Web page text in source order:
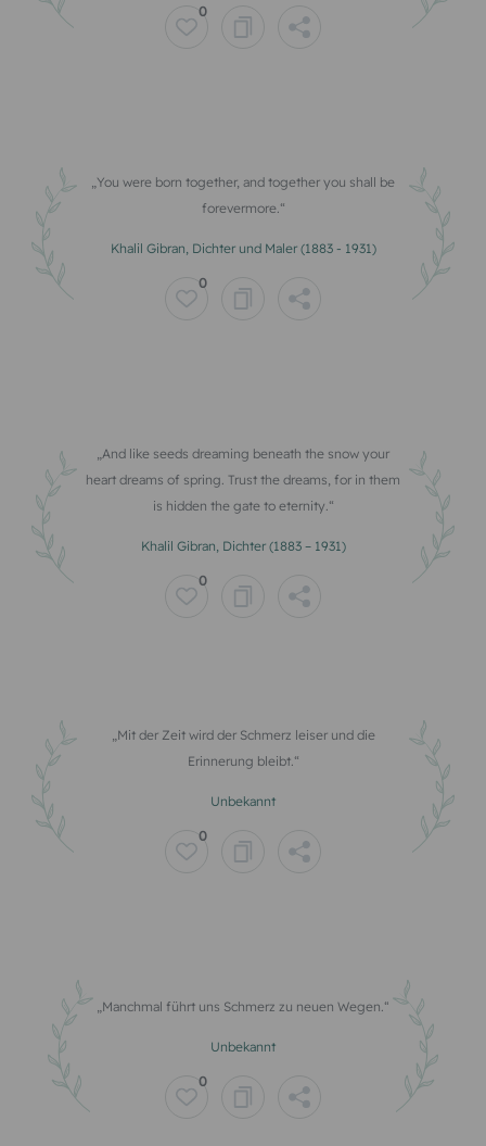
0
You were born together, and together you shall be
forevermore.
Khalil Gibran, Dichter und Maler (1883 - 1931)
0
And like seeds dreaming beneath the snow your
heart dreams of spring. Trust the dreams, for in them
is hidden the gate to eternity.
Khalil Gibran, Dichter (1883 – 1931)
0
Mit der Zeit wird der Schmerz leiser und die
Erinnerung bleibt.
Unbekannt
0
Manchmal führt uns Schmerz zu neuen Wegen.
Unbekannt
0